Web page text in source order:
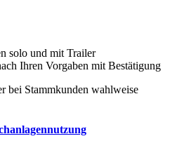
solo und mit Trailer
Ihren Vorgaben mit Bestätigung
bei Stammkunden wahlweise